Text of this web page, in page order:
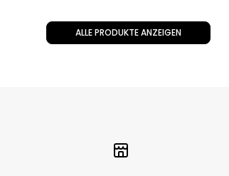
ALLE PRODUKTE ANZEIGEN